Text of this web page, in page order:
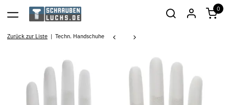
0
Zurück zur Liste Techn. Handschuhe